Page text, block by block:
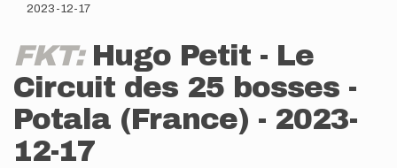
2023-12-17
FKT: Hugo Petit - Le
Circuit des 25 bosses -
Potala (France) - 2023-
12-17